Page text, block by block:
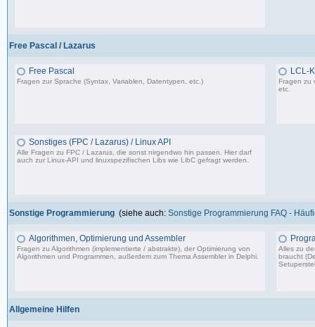
Free Pascal / Lazarus
Free Pascal
Fragen zur Sprache (Syntax, Variablen, Datentypen, etc.)
LCL-
Fragen zu
etc.
Sonstiges (FPC / Lazarus) / Linux API
Alle Fragen zu FPC / Lazarus, die sonst nirgendwo hin passen. Hier darf
auch zur Linux-API und linuxspezifischen Libs wie LibC gefragt werden.
Sonstige Programmierung (siehe auch: Sonstige Programmierung FAQ -
Algorithmen, Optimierung und Assembler
Fragen zu Algorithmen (implementierte / abstrakte), der Optimierung von
Algorithmen und Programmen, außerdem zum Thema Assembler in Delphi.
Alles zu
braucht
Allgemeine Hilfen